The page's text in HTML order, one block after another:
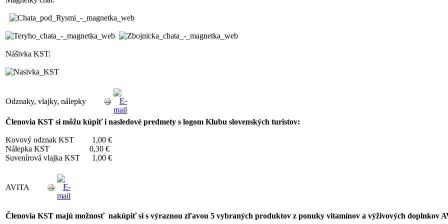
Nášivka KST:
Odznaky, vlajky, nálepky
Členovia KST si môžu kúpiť i nasledové predmety s logom Klubu slovenských turistov:
Kovový odznak KST 1,00 €
Nálepka KST 0,30 €
Suvenírová vlajka KST 1,00 €
AVITA
Členovia KST majú možnosť nakúpiť si s výraznou zľavou 5 vybraných produktov z ponuky vitamínov a výživových doplnkov